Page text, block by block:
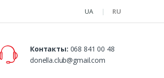
UA RU
Контакты: 068 841 00 48
donella.club@gmail.com